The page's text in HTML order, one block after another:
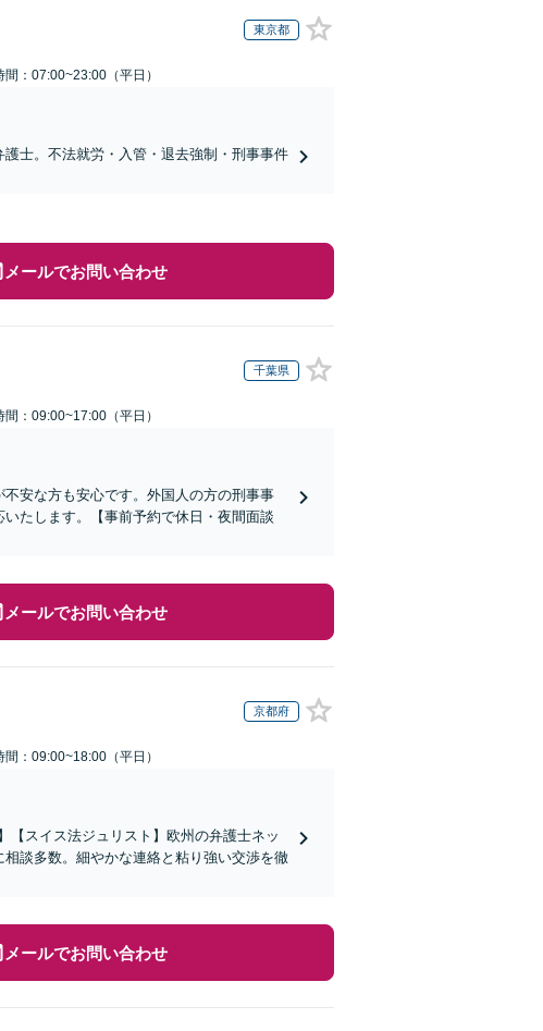
東京都
間：07:00~23:00（平日）
士。不法就労・入管・退去強制・刑事事件
メールでお問い合わせ
千葉県
間：09:00~17:00（平日）
安な方も安心です。外国人の方の刑事事
たします。【事前予約で休日・夜間面談
メールでお問い合わせ
京都府
間：09:00~18:00（平日）
【スイス法ジュリスト】欧州の弁護士ネッ
談多数。細やかな連絡と粘り強い交渉を徹
メールでお問い合わせ